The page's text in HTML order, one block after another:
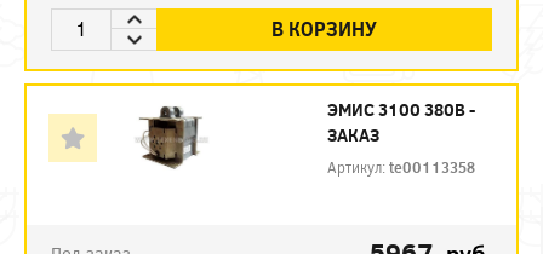
В КОРЗИНУ
ЭМИС 3100 380В -
ЗАКАЗ
Артикул:te00113358